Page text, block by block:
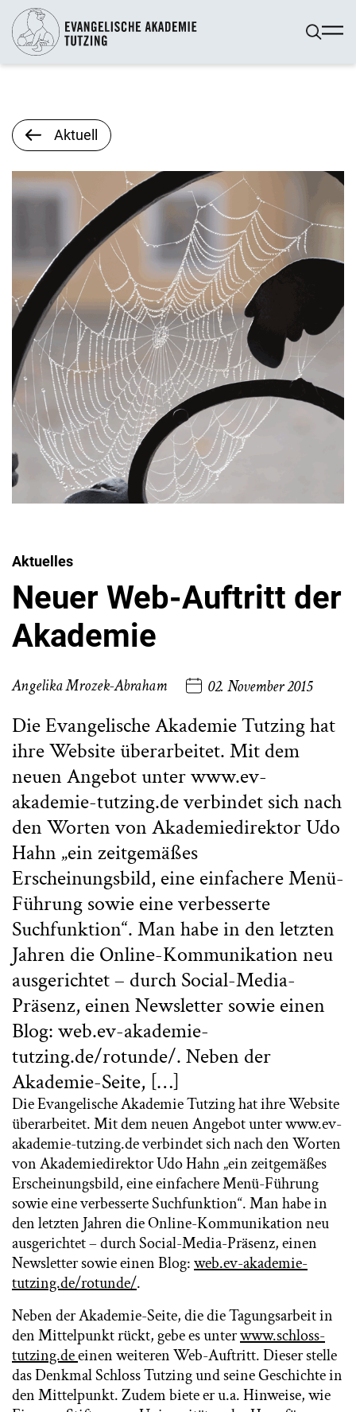
Aktuell
Aktuelles
Neuer Web-Auftritt der
Akademie
Angelika Mrozek-Abraham 02. November 2015
Die Evangelische Akademie Tutzing hat
ihre Website überarbeitet. Mit dem
neuen Angebot unter www.ev-
akademie-tutzing.de verbindet sich nach
den Worten von Akademiedirektor Udo
Hahn „ein zeitgemäßes
Erscheinungsbild, eine einfachere Menü-
Führung sowie eine verbesserte
Suchfunktion“. Man habe in den letzten
Jahren die Online-Kommunikation neu
ausgerichtet – durch Social-Media-
Präsenz, einen Newsletter sowie einen
Blog: web.ev-akademie-
tutzing.de/rotunde/. Neben der
Akademie-Seite, […]
Die Evangelische Akademie Tutzing hat ihre Website
überarbeitet. Mit dem neuen Angebot unter www.ev-
akademie-tutzing.de verbindet sich nach den Worten
von Akademiedirektor Udo Hahn „ein zeitgemäßes
Erscheinungsbild, eine einfachere Menü-Führung
sowie eine verbesserte Suchfunktion“. Man habe in
den letzten Jahren die Online-Kommunikation neu
ausgerichtet – durch Social-Media-Präsenz, einen
Newsletter sowie einen Blog:web.ev-akademie-
tutzing.de/rotunde/.
Neben der Akademie-Seite, die die Tagungsarbeit in
den Mittelpunkt rückt, gebe es unterwww.schloss-
tutzing.deeinen weiteren Web-Auftritt. Dieser stelle
das Denkmal Schloss Tutzing und seine Geschichte in
den Mittelpunkt. Zudem biete er u.a. Hinweise, wie